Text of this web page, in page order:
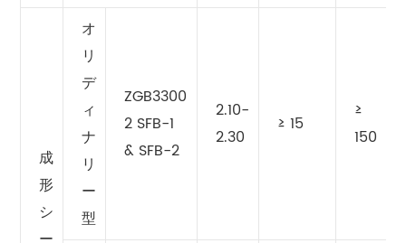
成
形
シ
オ
リ
デ
ィ
ナ
リ
ー
型
ZGB3300
2 SFB-1
& SFB-2
2.10-
2.30
≥ 15
≥
150